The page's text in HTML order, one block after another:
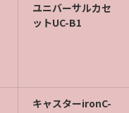
ユニバーサルカセ
ットUC-B1
キャスターironC-